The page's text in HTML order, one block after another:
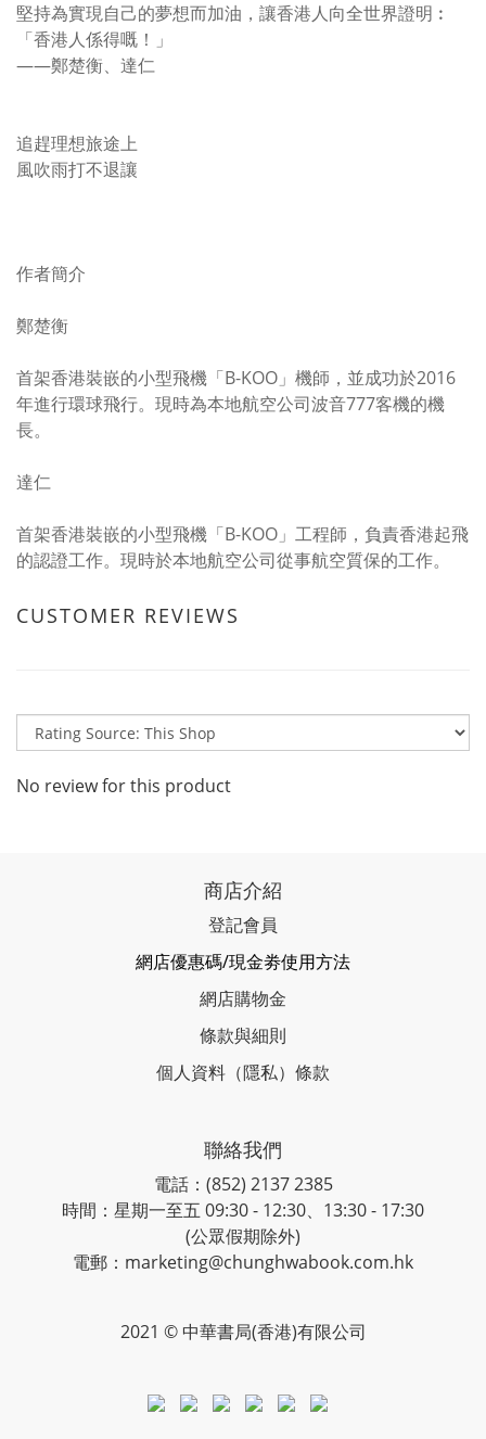
堅持為實現自己的夢想而加油，讓香港人向全世界證明︰
「香港人係得嘅！」
——鄭楚衡、達仁
追趕理想旅途上
風吹雨打不退讓
作者簡介
鄭楚衡
首架香港裝嵌的小型飛機「B-KOO」機師，並成功於2016
年進行環球飛行。現時為本地航空公司波音777客機的機
長。
達仁
首架香港裝嵌的小型飛機「B-KOO」工程師，負責香港起飛
的認證工作。現時於本地航空公司從事航空質保的工作。
CUSTOMER REVIEWS
No review for this product
商店介紹
登記會員
網店優惠碼/現金劵使用方法
網店購物金
條款與細則
個人資料（隱私）條款
聯絡我們
電話：(852) 2137 2385
時間：星期一至五 09:30 - 12:30、13:30 - 17:30
(公眾假期除外)
電郵：marketing@chunghwabook.com.hk
2021 © 中華書局(香港)有限公司